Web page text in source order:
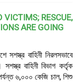
VICTIMS; RESCUE,
ARE GOING
সশস্ত্র বাহিনী নিরলসভাবে
বাহিনী বিভাগ কর্তৃক
৬,০০০ কেজি চাল,শিশু